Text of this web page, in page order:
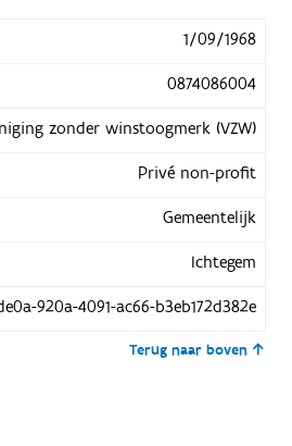
1/09/1968
0874086004
zonder winstoogmerk (VZW)
Privé non-profit
Gemeentelijk
Ichtegem
920a-4091-ac66-b3eb172d382e
Terug naar boven